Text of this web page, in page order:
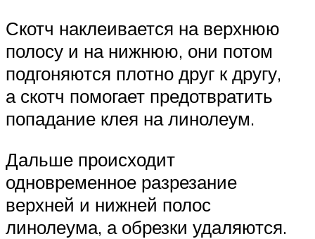
Скотч наклеивается на верхнюю
полосу и на нижнюю, они потом
подгоняются плотно друг к другу,
а скотч помогает предотвратить
попадание клея на линолеум.
Дальше происходит
одновременное разрезание
верхней и нижней полос
линолеума, а обрезки удаляются.